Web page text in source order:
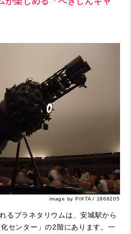
image by PIXTA / 1868205
るプラネタリウムは、安城駅から
センター」の2階にあります。一